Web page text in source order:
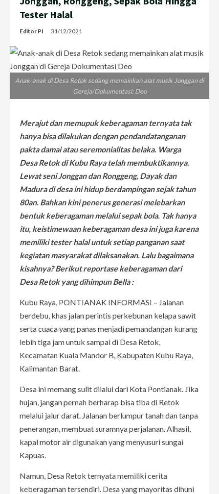
Tester Halal
Editor PI 31/12/2021
Anak-anak di Desa Retok sedang memainkan alat musik Jonggan di
Gereja/Dokumentasi: Deo
Merajut dan memupuk keberagaman ternyata tak
hanya bisa dilakukan dengan pendandatanganan
pakta damai atau seremonialitas belaka. Warga
Desa Retok di Kubu Raya telah membuktikannya.
Lewat seni Jonggan dan Ronggeng, Dayak dan
Madura di desa ini hidup berdampingan sejak tahun
80an. Bahkan kini penerus generasi melebarkan
bentuk keberagaman melalui sepak bola. Tak hanya
itu, keistimewaan keberagaman desa ini juga karena
memiliki tester halal untuk setiap panganan saat
kegiatan masyarakat dilaksanakan. Lalu bagaimana
kisahnya? Berikut reportase keberagaman dari
Desa Retok yang dihimpun Bella :
Kubu Raya, PONTIANAK INFORMASI – Jalanan
berdebu, khas jalan perintis perkebunan kelapa sawit
serta cuaca yang panas menjadi pemandangan kurang
lebih tiga jam untuk sampai di Desa Retok,
Kecamatan Kuala Mandor B, Kabupaten Kubu Raya,
Kalimantan Barat.
Desa ini memang sulit dilalui dari Kota Pontianak. Jika
hujan, jangan pernah berharap bisa tiba di Retok
melalui jalur darat. Jalanan berlumpur tanah dan tanpa
penerangan, membuat suramnya perjalanan. Alhasil,
kapal motor air digunakan yang menyusuri sungai
Kapuas.
Namun, Desa Retok ternyata memiliki cerita
keberagaman tersendiri. Desa yang mayoritas dihuni